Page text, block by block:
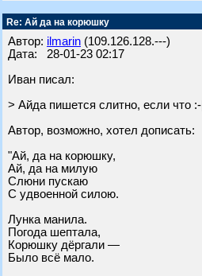
Re: Ай да на корюшку
Автор: ilmarin (109.126.128.---)
Дата: 28-01-23 02:17
Иван писал:
> Айда пишется слитно, если что :-|
Автор, возможно, хотел дописать:
"Ай, да на корюшку,
Ай, да на милую
Слюни пускаю
С удвоенной силою.
Лунка манила.
Погода шептала,
Корюшку дёргали —
Было всё мало.